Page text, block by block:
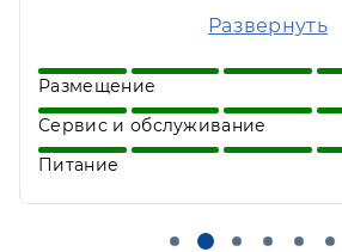
Спасибо большое за помощь
бронировании мест в доме
прошло идеально.
благодарность менеджеру
Аксёнову.
Развернуть
Размещение
Сервис и обслуживание
Питание